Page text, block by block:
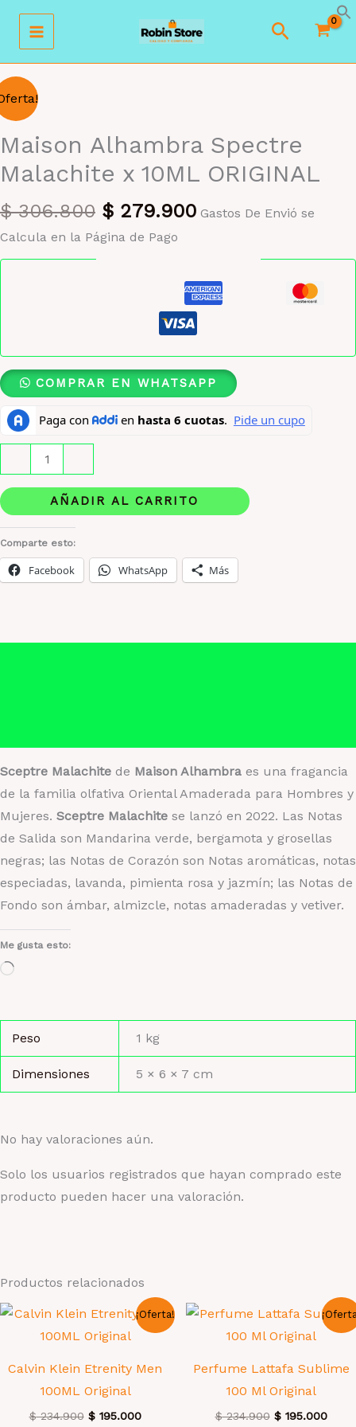
contenido
Buscar
Maison Alhambra Spectre
Malachite x 10ML ORIGINAL
$306.800 El
precio
$ 306.800.
$ 279.900El
es:
$ 279.900.
Gastos De Envió se
Calcula en la Página de Pago
COMPRAR EN WHATSAPP
Alhambra
Spectre
Malachite
x
10ML
ORIGINAL
AÑADIR AL CARRITO
Comparte esto:
Facebook WhatsApp Más
Sceptre Malachite de Maison Alhambra es una fragancia
de la familia olfativa Oriental Amaderada para Hombres y
Mujeres. Sceptre Malachite se lanzó en 2022. Las Notas
de Salida son Mandarina verde, bergamota y grosellas
negras; las Notas de Corazón son Notas aromáticas, notas
especiadas, lavanda, pimienta rosa y jazmín; las Notas de
Fondo son ámbar, almizcle, notas amaderadas y vetiver.
Me gusta esto:
Cargando...
Peso 1 kg
Dimensiones 5 × 6 × 7 cm
No hay valoraciones aún.
Solo los usuarios registrados que hayan comprado este
producto pueden hacer una valoración.
Productos relacionados
¡Oferta!
Calvin Klein Etrenity Men
100ML Original
$234.900 El
$195.000El
Perfume Lattafa Sublime
100 Ml Original
$234.900 El
$195.000El